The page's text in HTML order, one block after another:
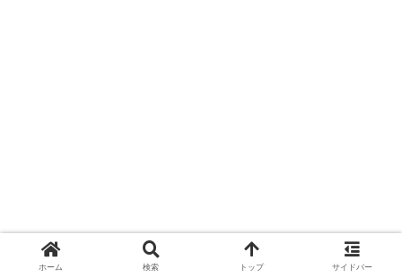
ホーム 検索 トップ サイドバー